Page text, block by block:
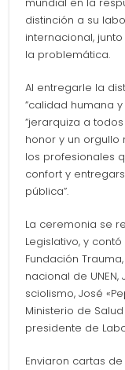
mundial en la
distinción a su
internacional,
la problemática.
Al entregarle la
“calidad humana
“jerarquiza a
honor y un
los profesionales
confort y
pública”.
La ceremonia se
Legislativo, y
Fundación
nacional de
sciolismo, José
Ministerio de
presidente de
Enviaron cartas